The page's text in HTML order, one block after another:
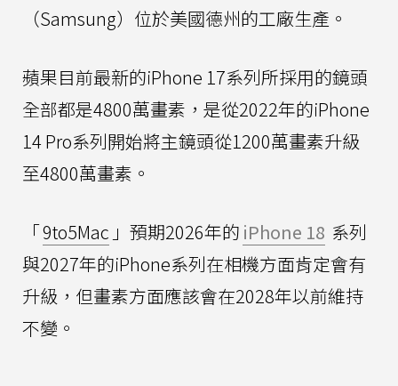
（Samsung）位於美國德州的工廠生產。
蘋果目前最新的iPhone 17系列所採用的鏡頭
全部都是4800萬畫素，是從2022年的iPhone
14 Pro系列開始將主鏡頭從1200萬畫素升級
至4800萬畫素。
「9to5Mac 」預期2026年的 iPhone 18 系列
與2027年的iPhone系列在相機方面肯定會有
升級，但畫素方面應該會在2028年以前維持
不變。